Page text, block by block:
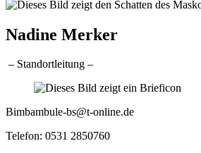
Nadine Merker
– Standortleitung –
Bimbambule-bs@t-online.de
Telefon: 0531 2850760